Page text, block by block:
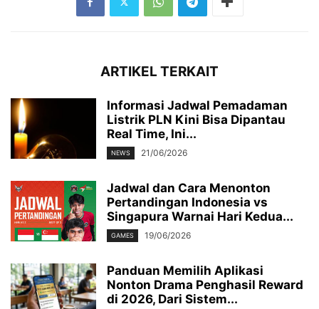
ARTIKEL TERKAIT
Informasi Jadwal Pemadaman
Listrik PLN Kini Bisa Dipantau
Real Time, Ini...
NEWS 21/06/2026
Jadwal dan Cara Menonton
Pertandingan Indonesia vs
Singapura Warnai Hari Kedua...
GAMES 19/06/2026
Panduan Memilih Aplikasi
Nonton Drama Penghasil Reward
di 2026, Dari Sistem...